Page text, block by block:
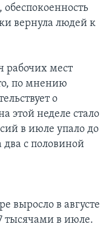
обеспокоенность
вернула людей к
рабочих мест
по мнению
о
этой неделе стало
в июле упало до
два с половиной
выросло в августе
тысячами в июле.